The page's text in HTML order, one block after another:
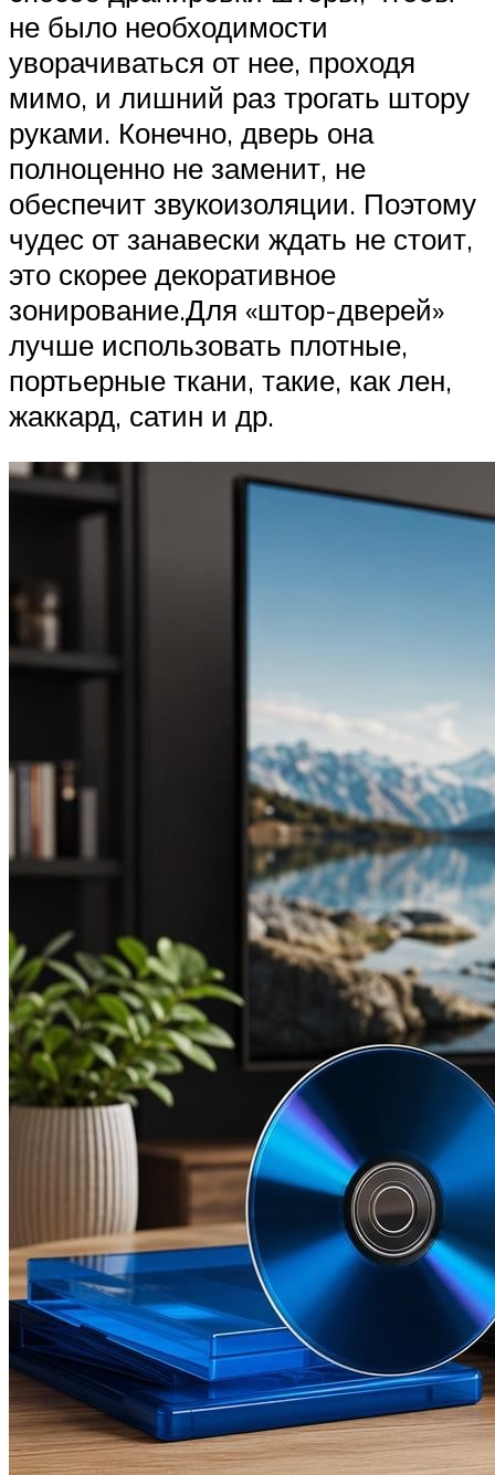
не было необходимости
уворачиваться от нее, проходя
мимо, и лишний раз трогать штору
руками. Конечно, дверь она
полноценно не заменит, не
обеспечит звукоизоляции. Поэтому
чудес от занавески ждать не стоит,
это скорее декоративное
зонирование.Для «штор-дверей»
лучше использовать плотные,
портьерные ткани, такие, как лен,
жаккард, сатин и др.